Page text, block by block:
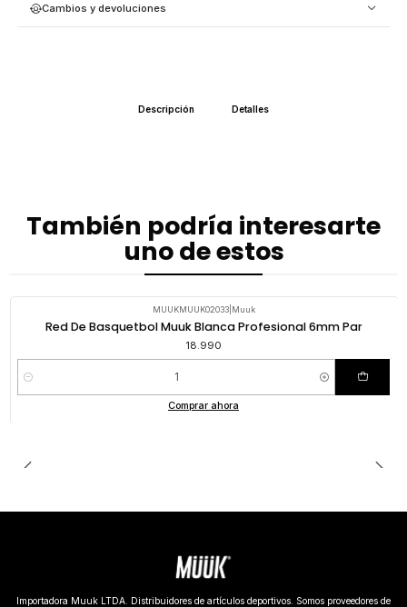
Cambios y devoluciones
Descripción Detalles
También podría interesarte
uno de estos
MUUKMUUK02033| Muuk
Red De Basquetbol Muuk Blanca Profesional 6mm Par
18.990
Cantidad
Comprar ahora
Importadora Muuk LTDA. Distribuidores de artículos deportivos. Somos proveedores de